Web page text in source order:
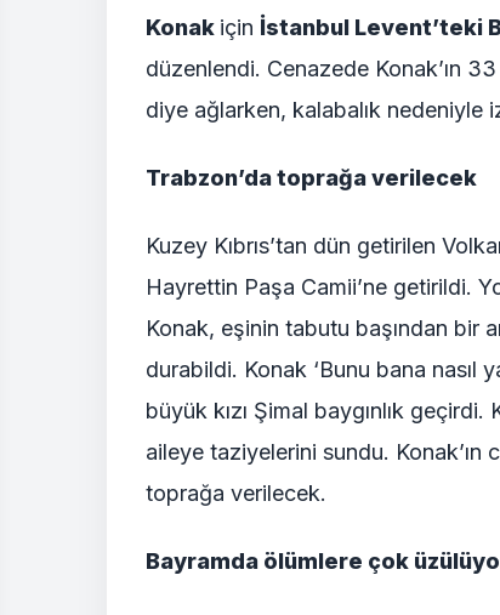
Konak için İstanbul Levent’teki
düzenlendi. Cenazede Konak’ın 33
diye ağlarken, kalabalık nedeniyle
Trabzon’da toprağa verilecek
Kuzey Kıbrıs’tan dün getirilen
Hayrettin Paşa Camii’ne getirildi.
Konak, eşinin tabutu başından bir
durabildi. Konak ‘Bunu bana nasıl
büyük kızı Şimal baygınlık
aileye taziyelerini sundu. Konak’ın
toprağa verilecek.
Bayramda ölümlere çok